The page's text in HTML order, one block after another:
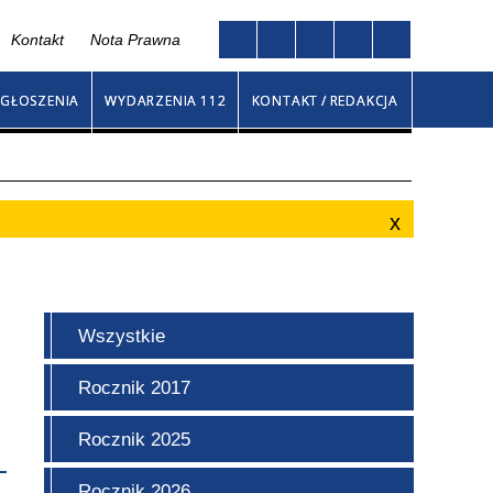
Kontakt Nota Prawna
WYDARZENIA 112 KONTAKT / REDAKCJA
Wszystkie
Rocznik 2017
Rocznik 2025